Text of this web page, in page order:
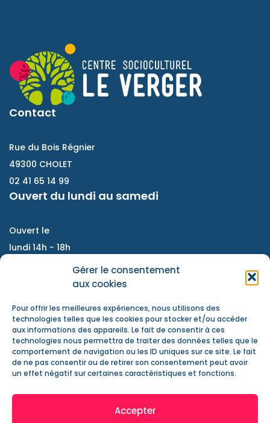
Gérer le consentement
aux cookies
Pour offrir les meilleures expériences, nous utilisons des
technologies telles que les cookies pour stocker et/ou accéder
aux informations des appareils. Le fait de consentir à ces
technologies nous permettra de traiter des données telles que le
comportement de navigation ou les ID uniques sur ce site. Le fait
de ne pas consentir ou de retirer son consentement peut avoir
un effet négatif sur certaines caractéristiques et fonctions.
Accepter
Contact
Rue du Bois Régnier
49300 CHOLET
02 41 65 14 99
Ouvert du lundi au samedi
Ouvert le
lundi 14h - 18h
Du mardi au vendredi :
9h - 12h / 14h- 18h
d'échanges, information jeunesse
Nous contacter
Actualités
Mentions Légales